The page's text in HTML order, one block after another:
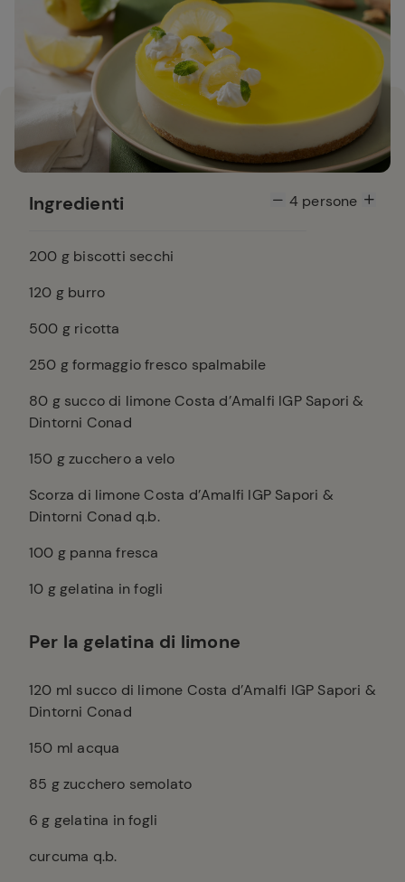
Ingredienti 4persone
200 g biscotti secchi
120 g burro
500 g ricotta
250 g formaggio fresco spalmabile
80 g succo di limone Costa d’Amalfi IGP Sapori &
Dintorni Conad
150 g zucchero a velo
Scorza di limone Costa d’Amalfi IGP Sapori &
Dintorni Conad q.b.
100 g panna fresca
10 g gelatina in fogli
Per la gelatina di limone
120 ml succo di limone Costa d’Amalfi IGP Sapori &
Dintorni Conad
150 ml acqua
85 g zucchero semolato
6 g gelatina in fogli
curcuma q.b.